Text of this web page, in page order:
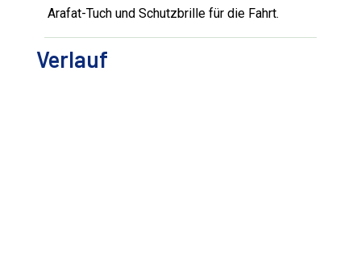
Arafat-Tuch und Schutzbrille für die Fahrt.
Verlauf